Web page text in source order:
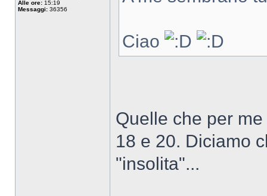
Alle ore: 15:19
Messaggi: 36356
Ciao
Quelle che per
18 e 20. Diciamo
"insolita"...